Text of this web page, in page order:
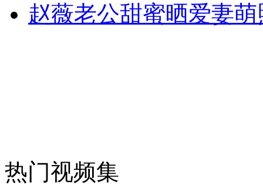
纽约上演“枕头大战”
赵薇老公甜蜜晒爱妻萌
热门视频集